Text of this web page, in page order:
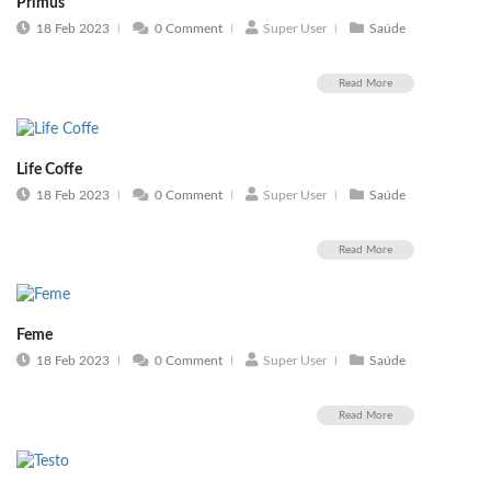
Primus
18 Feb 2023 0 Comment Super User Saúde
Read More
Life Coffe
18 Feb 2023 0 Comment Super User Saúde
Read More
Feme
18 Feb 2023 0 Comment Super User Saúde
Read More